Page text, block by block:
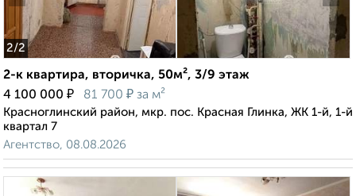
2/2
2-к квартира, вторичка, 50м², 3/9 этаж
4 100 000 ₽ 81 700 ₽ за м²
Красноглинский район, мкр. пос. Красная Глинка, ЖК 1-й, 1-й
квартал 7
Агентство, 08.08.2026